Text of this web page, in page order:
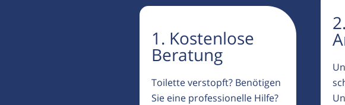
1. Kostenlose
Beratung
Toilette verstopft? Benötigen
Sie eine professionelle Hilfe?